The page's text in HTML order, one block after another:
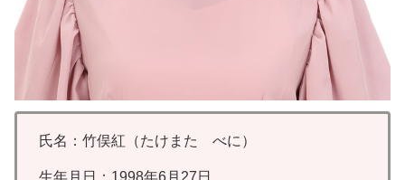
氏名：竹俣紅（たけまた べに）